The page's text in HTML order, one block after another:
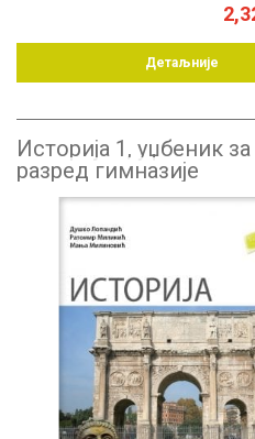
Детаљније
Историја 1, уџбеник
разред гимназије